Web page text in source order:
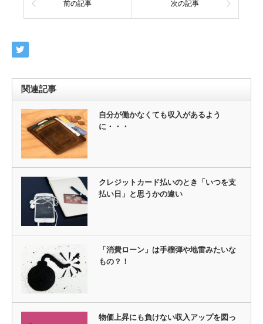
前の記事 次の記事
関連記事
自分が働かなくても収入があるよう
に・・・
クレジットカード払いのとき「いつを支
払い日」と思うかの違い
「消費ローン」は手榴弾や地雷みたいな
もの？！
物価上昇にも負けない収入アップを図っ